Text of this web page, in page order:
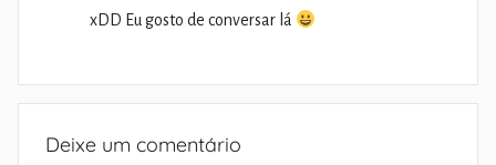
xDD Eu gosto de conversar lá
Deixe um comentário